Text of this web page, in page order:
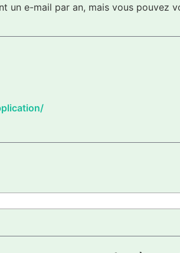
e-mail par an, mais vous pouvez